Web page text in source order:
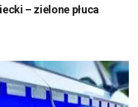
– zielone płuca